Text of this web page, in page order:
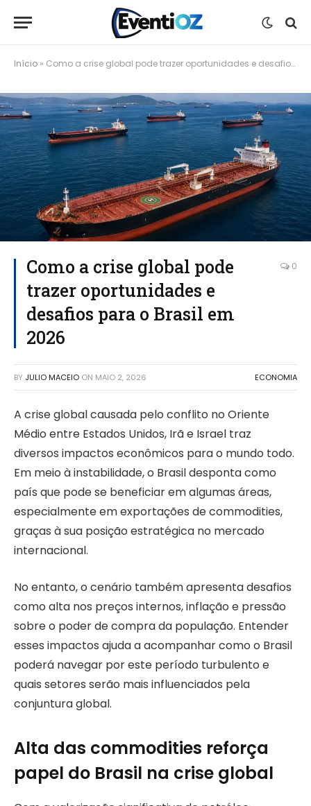
Início » Como a crise global pode trazer oportunidades e desafios para o Brasil em 2026
Como a crise global pode
trazer oportunidades e
desafios para o Brasil em
2026
0
BY JULIO MACEIO ON MAIO 2, 2026 ECONOMIA
A crise global causada pelo conflito no Oriente
Médio entre Estados Unidos, Irã e Israel traz
diversos impactos econômicos para o mundo todo.
Em meio à instabilidade, o Brasil desponta como
país que pode se beneficiar em algumas áreas,
especialmente em exportações de commodities,
graças à sua posição estratégica no mercado
internacional.
No entanto, o cenário também apresenta desafios
como alta nos preços internos, inflação e pressão
sobre o poder de compra da população. Entender
esses impactos ajuda a acompanhar como o Brasil
poderá navegar por este período turbulento e
quais setores serão mais influenciados pela
conjuntura global.
Alta das commodities reforça
papel do Brasil na crise global